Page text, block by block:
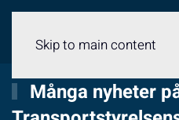
Skip to main content
Många nyheter